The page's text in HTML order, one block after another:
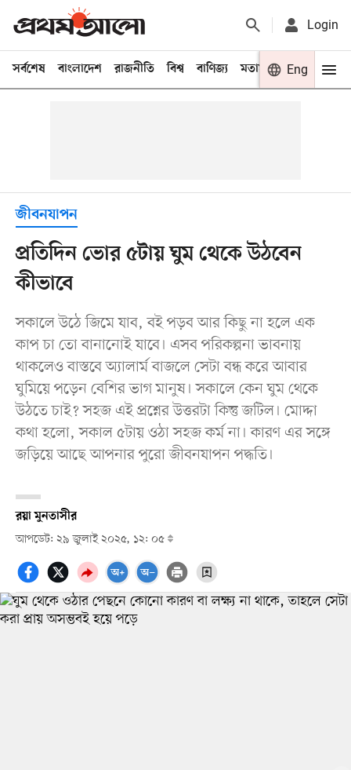
Login
সর্বশেষ বাংলাদেশ রাজনীতি বিশ্ব বাণিজ্য মতামত খেলা
Eng
জীবনযাপন
প্রতিদিন ভোর ৫টায় ঘুম থেকে উঠবেন
কীভাবে
সকালে উঠে জিমে যাব, বই পড়ব আর কিছু না হলে এক
কাপ চা তো বানানোই যাবে। এসব পরিকল্পনা ভাবনায়
থাকলেও বাস্তবে অ্যালার্ম বাজলে সেটা বন্ধ করে আবার
ঘুমিয়ে পড়েন বেশির ভাগ মানুষ। সকালে কেন ঘুম থেকে
উঠতে চাই? সহজ এই প্রশ্নের উত্তরটা কিন্তু জটিল। মোদ্দা
কথা হলো, সকাল ৫টায় ওঠা সহজ কর্ম না। কারণ এর সঙ্গে
জড়িয়ে আছে আপনার পুরো জীবনযাপন পদ্ধতি।
রয়া মুনতাসীর
আপডেট: ২৯ জুলাই ২০২৫, ১২: ০৫